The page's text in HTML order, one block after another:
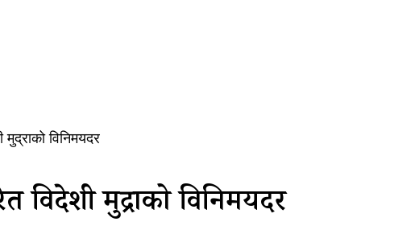
मुद्राको विनिमयदर
विदेशी मुद्राको विनिमयदर